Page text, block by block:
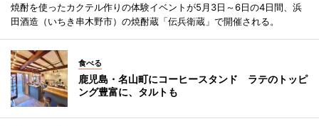
焼酎を使ったカクテル作りの体験イベントが5月3日～6日の4日間、浜
田酒造（いちき串木野市）の焼酎蔵「伝兵衛蔵」で開催される。
食べる
鹿児島・名山町にコーヒースタンド ラテのトッピ
ング豊富に、タルトも